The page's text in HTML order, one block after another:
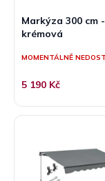
Markýza 300 cm -
krémová
MOMENTÁLNĚ
5 190 Kč